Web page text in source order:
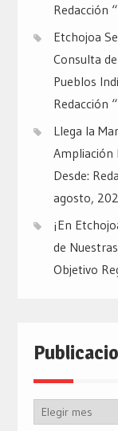
Redacción
Etchojoa
Consulta
Pueblos
Redacción
Llega la
Ampliación
Desde:
agosto,
¡En
de
Objetivo
Publicaciones